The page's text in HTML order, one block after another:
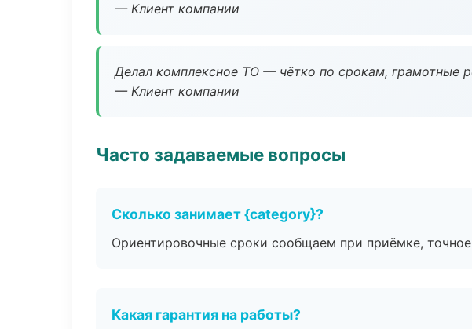
— Клиент компании
Делал комплексное ТО — чётко по срокам, грамотные
— Клиент компании
Часто задаваемые вопросы
Сколько занимает {category}?
Ориентировочные сроки сообщаем при приёмке,
Какая гарантия на работы?